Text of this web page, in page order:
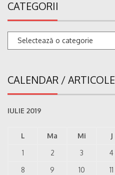
CATEGORII
Categorii
CALENDAR / ARTICOLE
IULIE 2019
L Ma Mi J
1
2 3 4
8
9 10 11